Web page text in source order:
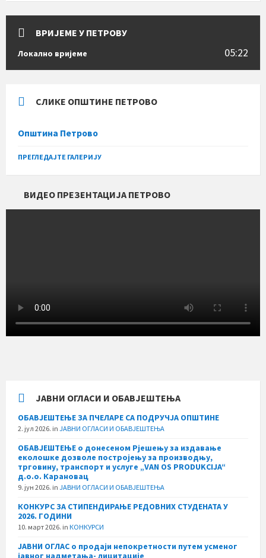
ВРИЈЕМЕ У ПЕТРОВУ
Локално вријеме 05:22
СЛИКЕ ОПШТИНЕ ПЕТРОВО
Општина Петрово
ПРЕГЛЕДАЈТЕ ГАЛЕРИЈУ
ВИДЕО ПРЕЗЕНТАЦИЈА ПЕТРОВО
ЈАВНИ ОГЛАСИ И ОБАВЈЕШТЕЊА
ОБАВЈЕШТЕЊЕ ЗА ПЧЕЛАРЕ СА ПОДРУЧЈА ОПШТИНЕ
2. јул 2026. in ЈАВНИ ОГЛАСИ И ОБАВЈЕШТЕЊА
ОБАВЈЕШТЕЊЕ о донесеном Рјешењу за издавање
еколошке дозволе постројењу за производњу,
трговину, транспорт и услуге „VAN OS PRODUKCIJA“
д.о.о. Карановац
9. јун 2026. in ЈАВНИ ОГЛАСИ И ОБАВЈЕШТЕЊА
КОНКУРС ЗА СТИПЕНДИРАЊЕ РЕДОВНИХ СТУДЕНАТА У
2026. ГОДИНИ
10. март 2026. in КОНКУРСИ
ЈАВНИ ОГЛАС о продаји непокретности путем усменог
јавног надметања- лицитације